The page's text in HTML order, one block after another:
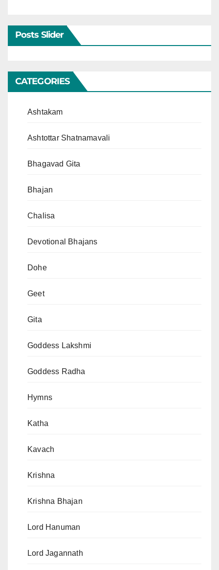
Posts Slider
CATEGORIES
Ashtakam
Ashtottar Shatnamavali
Bhagavad Gita
Bhajan
Chalisa
Devotional Bhajans
Dohe
Geet
Gita
Goddess Lakshmi
Goddess Radha
Hymns
Katha
Kavach
Krishna
Krishna Bhajan
Lord Hanuman
Lord Jagannath